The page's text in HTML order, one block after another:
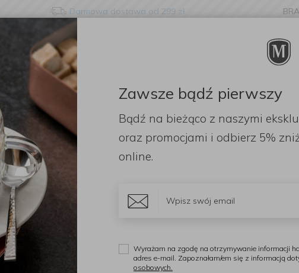
Darmowa dostawa od 299 zł
DEKORACJE ZAPACHY DODATKI OGRÓD
Kubki 300-400ml
Change language?
We've detected that your browser language is not Polish. Would you
switch to the English version of our website?
Stay here Switch to
Zawsze bądź pierwszy
Bądź na bieżąco z naszymi
oraz promocjami i odbierz 5%
online.
Wyrażam na zgodę na otrzymywanie informacji
adres e-mail. Zapoznałam/em się z informacją
osobowych.